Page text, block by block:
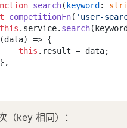
search( keyword :
competitionFn( 'user-
this . service. search
(data) => {
this . result =
（key 相同）：